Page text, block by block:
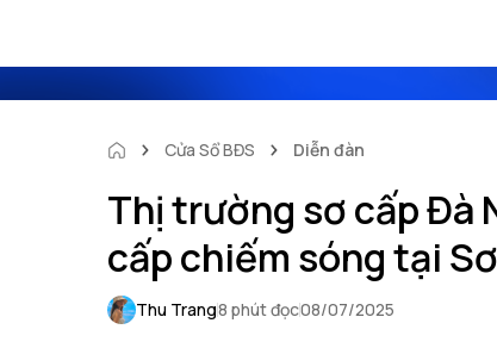
Cửa Sổ BĐS Diễn đàn
Thị trường sơ cấp Đà
cấp chiếm sóng tại
Thu Trang8 phút đọc08/07/2025